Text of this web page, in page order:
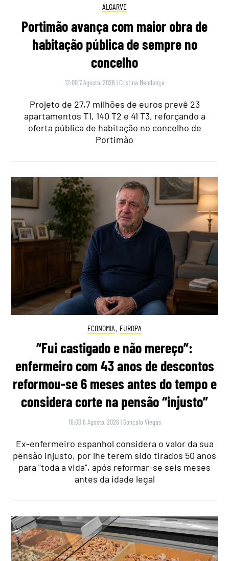
ALGARVE
Portimão avança com maior obra de
habitação pública de sempre no
concelho
12:00 7 Agosto, 2026 | Cristina Mendonça
Projeto de 27,7 milhões de euros prevê 23
apartamentos T1, 140 T2 e 41 T3, reforçando a
oferta pública de habitação no concelho de
Portimão
ECONOMIA , EUROPA
“Fui castigado e não mereço”:
enfermeiro com 43 anos de descontos
reformou-se 6 meses antes do tempo e
considera corte na pensão “injusto”
16:00 6 Agosto, 2026 | Gonçalo Viegas
Ex-enfermeiro espanhol considera o valor da sua
pensão injusto, por lhe terem sido tirados 50 anos
para "toda a vida", após reformar-se seis meses
antes da idade legal